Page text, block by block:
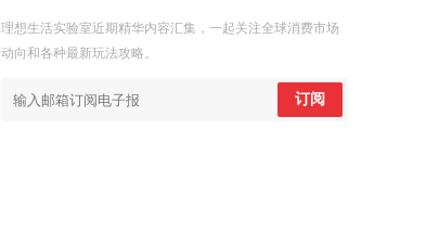
理想生活实验室近期精华内容汇集，一起关注全球消费市场
动向和各种最新玩法攻略。